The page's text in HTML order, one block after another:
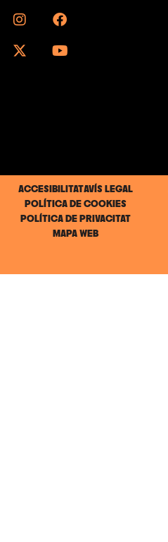
ACCESIBILITATAVÍS LEGAL
POLÍTICA DE COOKIES
POLÍTICA DE PRIVACITAT
MAPA WEB